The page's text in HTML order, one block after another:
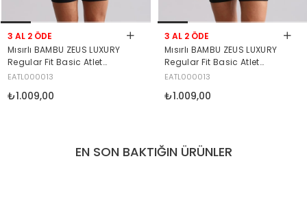
3 AL 2 ÖDE
Mısırlı BAMBU ZEUS LUXURY
Regular Fit Basic Atlet
Lacivert
EATL000013
₺1.009,00
3 AL 2 ÖDE
Mısırlı BAMBU ZEUS LUXURY
Regular Fit Basic Atlet
Beyaz
EATL000013
₺1.009,00
EN SON BAKTIĞIN ÜRÜNLER